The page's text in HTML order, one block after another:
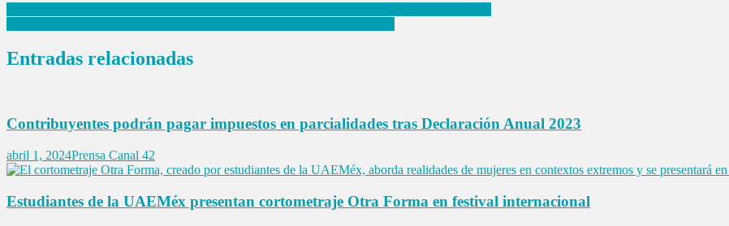
Navegación
de
entradas
Entradas relacionadas
Contribuyentes podrán pagar impuestos en parcialidades tras Declaración Anual 2023
abril 1, 2024Prensa Canal 42
Estudiantes de la UAEMéx presentan cortometraje Otra Forma en festival internacional